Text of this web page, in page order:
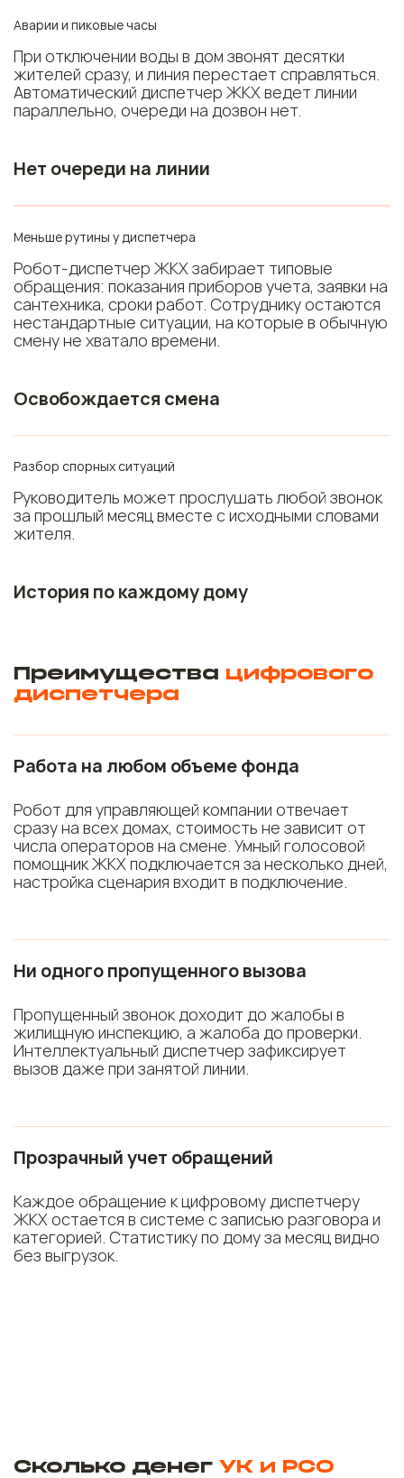
Аварии и пиковые часы
При отключении воды в дом звонят десятки
жителей сразу, и линия перестает справляться.
Автоматический диспетчер ЖКХ ведет линии
параллельно, очереди на дозвон нет.
Нет очереди на линии
Меньше рутины у диспетчера
Робот-диспетчер ЖКХ забирает типовые
обращения: показания приборов учета, заявки на
сантехника, сроки работ. Сотруднику остаются
нестандартные ситуации, на которые в обычную
смену не хватало времени.
Освобождается смена
Разбор спорных ситуаций
Руководитель может прослушать любой звонок
за прошлый месяц вместе с исходными словами
жителя.
История по каждому дому
Преимущества цифрового
диспетчера
Работа на любом объеме фонда
Робот для управляющей компании отвечает
сразу на всех домах, стоимость не зависит от
числа операторов на смене. Умный голосовой
помощник ЖКХ подключается за несколько дней,
настройка сценария входит в подключение.
Ни одного пропущенного вызова
Пропущенный звонок доходит до жалобы в
жилищную инспекцию, а жалоба до проверки.
Интеллектуальный диспетчер зафиксирует
вызов даже при занятой линии.
Прозрачный учет обращений
Каждое обращение к цифровому диспетчеру
ЖКХ остается в системе с записью разговора и
категорией. Статистику по дому за месяц видно
без выгрузок.
Сколько денег УК и РСО